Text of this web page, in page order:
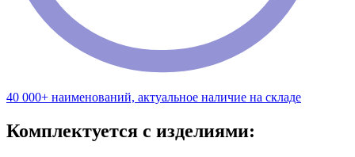
40 000+ наименований, актуальное наличие на складе
Комплектуется с изделиями: